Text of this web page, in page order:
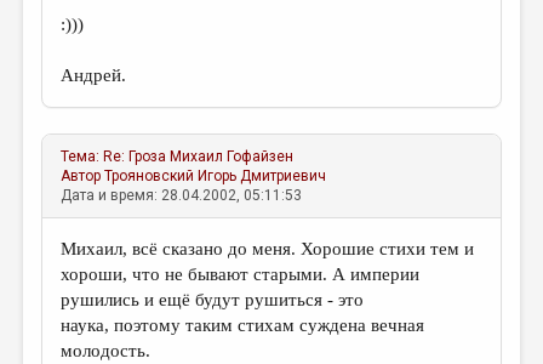
:)))
Андрей.
Тема: Re: Гроза Михаил Гофайзен
АвторТрояновский Игорь Дмитриевич
Дата и время: 28.04.2002, 05:11:53
Михаил, всё сказано до меня. Хорошие стихи тем и
хороши, что не бывают старыми. А империи
рушились и ещё будут рушиться - это
наука, поэтому таким стихам суждена вечная
молодость.